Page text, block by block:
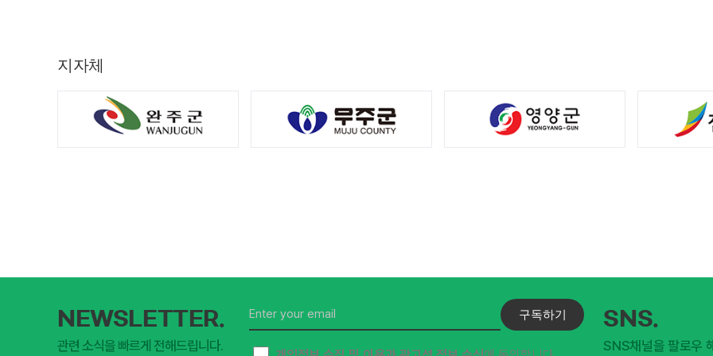
지자체
NEWSLETTER.
관련 소식을 빠르게 전해드립니다.
구독하기 SNS.
SNS채널을 팔로우